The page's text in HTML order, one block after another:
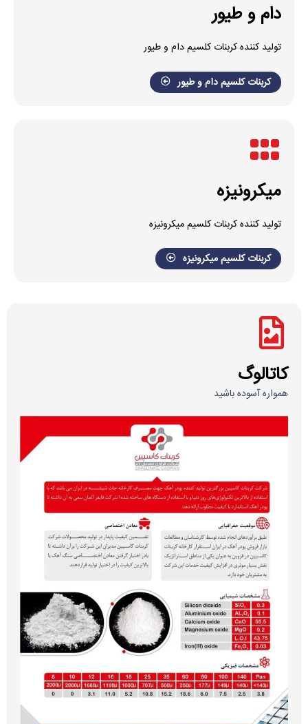
دام و طیور
تولید کننده کربنات کلسیم دام و طیور
کربنات کلسیم دام و طیور
میکرونیزه
تولید کننده کربنات کلسیم میکرونیزه
کربنات کلسیم میکرونیزه
کاتالوگ
همواره آسوده باشید